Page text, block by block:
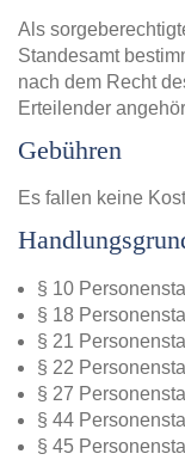
Als
Standesamt
nach dem Recht
Erteilender
Gebühren
Es fallen keine
§ 10
§ 18
§ 21
§ 22
§ 27
§ 44
§ 45